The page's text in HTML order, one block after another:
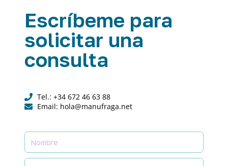
Escríbeme para
solicitar una
consulta
Tel.: +34 672 46 63 88
Email: hola@manufraga.net